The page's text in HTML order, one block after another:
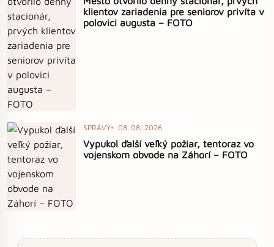
klientov zariadenia pre seniorov privíta v
polovici augusta – FOTO
SPRÁVY 08. 08. 2026
Vypukol ďalší veľký požiar, tentoraz vo
vojenskom obvode na Záhorí – FOTO